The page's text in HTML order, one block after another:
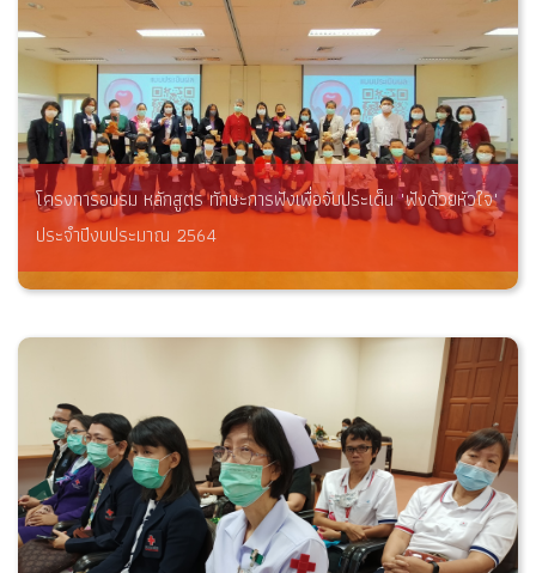
โครงการอบรม หลักสูตร ทักษะการฟังเพื่อจับประเด็น "ฟังด้วยหัวใจ"
ประจำปีงบประมาณ 2564